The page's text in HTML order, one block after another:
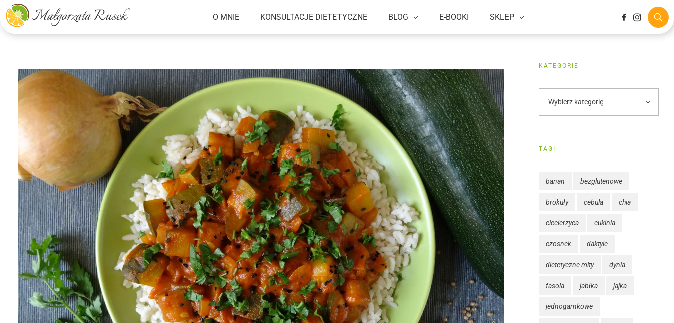
Małgorzata Rusek - dietetyk z pasją
Dietetyka kliniczna & Psychodietetyka
O MNIE KONSULTACJE DIETETYCZNE BLOG E-BOOKI SKLEP
KATEGORIE
TAGI
banan bezglutenowe
brokuły cebula chia
ciecierzyca cukinia
czosnek daktyle
dietetyczne mity dynia
fasola jabłka jajka
jednogarnkowe